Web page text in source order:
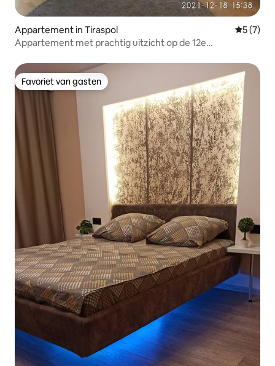
Appartement in Tiraspol
5 (7)
Appartement met prachtig uitzicht op de 12e
Favoriet van gasten
Favoriet van gasten